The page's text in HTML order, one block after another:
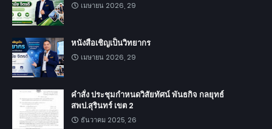
เมษายน 2026, 29
หนังสือเชิญเป็นวิทยากร
เมษายน 2026, 29
คำสั่ง ประชุมกำหนดวิสัยทัศน์ พันธกิจ กลยุทธ์
สพป.สุรินทร์ เขต 2
ธันวาคม 2025, 26